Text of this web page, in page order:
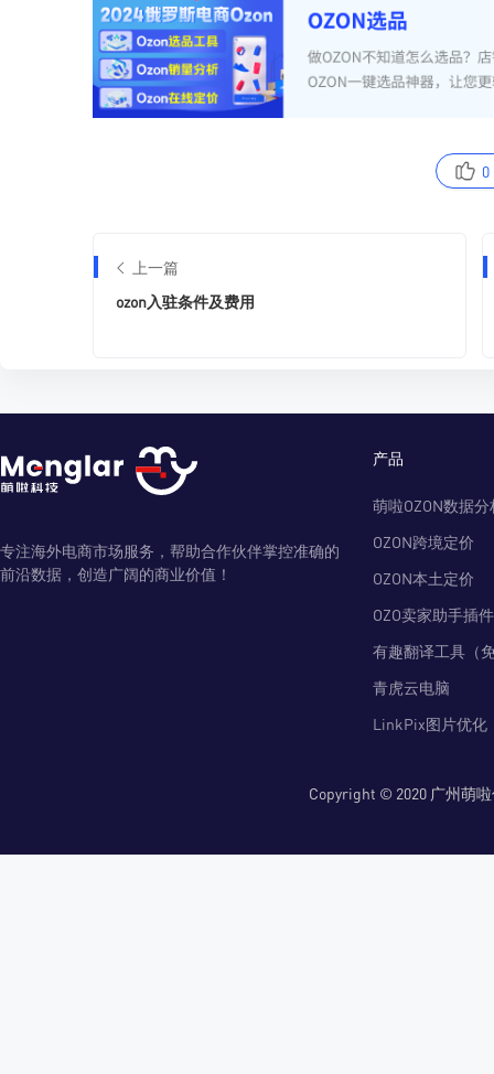
0
上一篇
ozon入驻条件及费用
专注海外电商市场服务，帮助合作伙伴掌控准确的
前沿数据，创造广阔的商业价值！
产品
萌啦OZON数据分
OZON跨境定价
OZON本土定价
OZO卖家助手插件
有趣翻译工具（
青虎云电脑
LinkPix图片优化
Copyright © 2020 广州萌